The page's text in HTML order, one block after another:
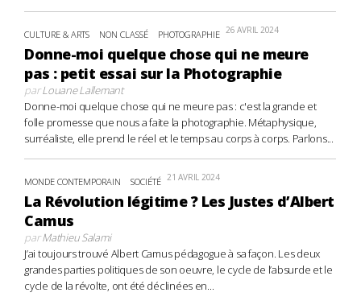
CULTURE & ARTS NON CLASSÉ PHOTOGRAPHIE 26 AVRIL 2024
Donne-moi quelque chose qui ne meure
pas : petit essai sur la Photographie
parLouane Lallemant
Donne-moi quelque chose qui ne meure pas : c'est la grande et
folle promesse que nous a faite la photographie. Métaphysique,
surréaliste, elle prend le réel et le temps au corps à corps. Parlons...
MONDE CONTEMPORAIN SOCIÉTÉ 21 AVRIL 2024
La Révolution légitime ? Les Justes d’Albert
Camus
parMathieu Salami
J’ai toujours trouvé Albert Camus pédagogue à sa façon. Les deux
grandes parties politiques de son oeuvre, le cycle de l’absurde et le
cycle de la révolte, ont été déclinées en...